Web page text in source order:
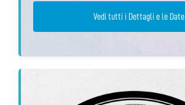
Vedi tutti i Dettagli e le Date